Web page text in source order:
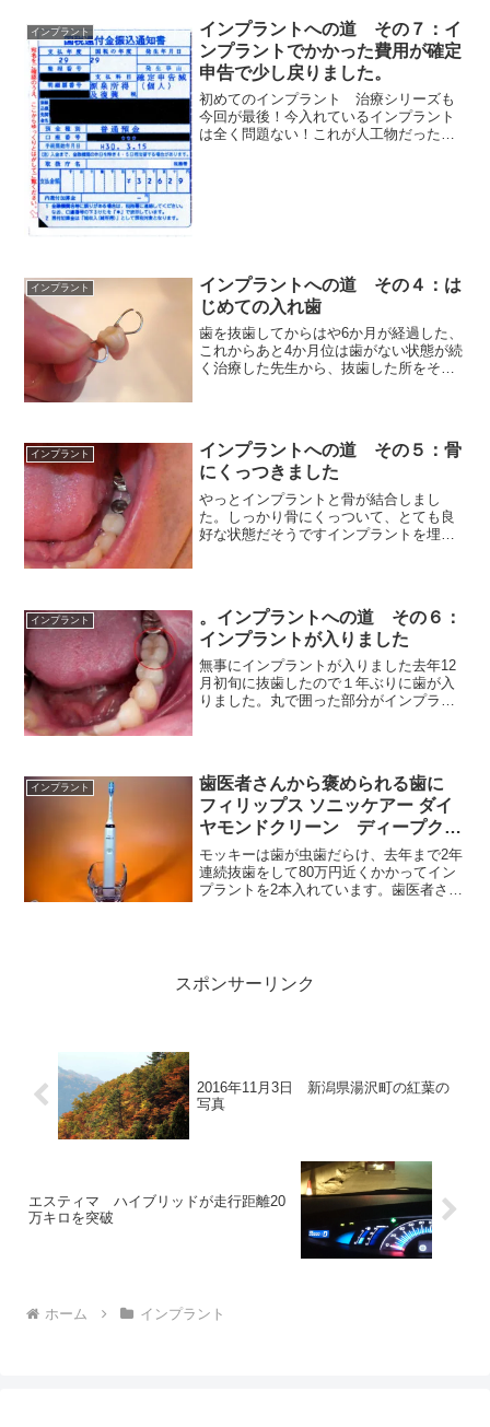
なので、指定の病院でCTスキャンを行い
ました。その時のデ...
インプラント
インプラントへの道 その７：イ
ンプラントでかかった費用が確定
申告で少し戻りました。
初めてのインプラント 治療シリーズも
今回が最後！今入れているインプラント
は全く問題ない！これが人工物だったこ
インプラント
インプラントへの道 その４：は
じめての入れ歯
歯を抜歯してからはや6か月が経過した、
これからあと4か月位は歯がない状態が続
く治療した先生から、抜歯した所をその
れ歯を入れました。感...
インプラント
インプラントへの道 その５：骨
にくっつきました
やっとインプラントと骨が結合しまし
た。しっかり骨にくっついて、とても良
好な状態だそうですインプラントを埋め
インプラント
。インプラントへの道 その６：
インプラントが入りました
無事にインプラントが入りました去年12
月初旬に抜歯したので１年ぶりに歯が入
りました。丸で囲った部分がインプラン
も重要！歯磨きをしっかり...
インプラント
歯医者さんから褒められる歯に
フィリップス ソニッケアー ダイ
ヤモンドクリーン ディープクリ
ーン エディション 電動歯ブラシ
モッキーは歯が虫歯だらけ、去年まで2年
連続抜歯をして80万円近くかかってイン
プラントを2本入れています。歯医者さん
スポンサーリンク
2016年11月3日 新潟県湯沢町の紅葉の
写真
エスティマ ハイブリッドが走行距離20
万キロを突破
ホーム インプラント